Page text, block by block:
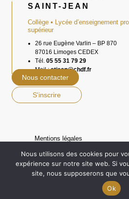
SAINT-JEAN
Collège • Lycée d’enseignement
supérieur
26 rue Eugène Varlin – BP 870
87016 Limoges CEDEX
Tél. 05 55 31 79 29
Mail :stjean@chdf.fr
Nous contacter
S'inscrire
Mentions légales
Facebook
Instagram
Nous utilisons des cookies pour
expérience sur notre site web. Si
site, nous supposerons que
Ok
Engagé pour l’environnement :
l’impact carbone de notre site